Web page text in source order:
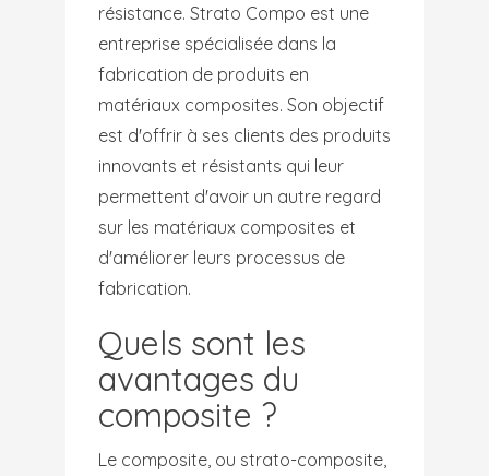
résistance. Strato Compo est une
entreprise spécialisée dans la
fabrication de produits en
matériaux composites. Son objectif
est d'offrir à ses clients des produits
innovants et résistants qui leur
permettent d'avoir un autre regard
sur les matériaux composites et
d'améliorer leurs processus de
fabrication.
Quels sont les
avantages du
composite ?
Le composite, ou strato-composite,